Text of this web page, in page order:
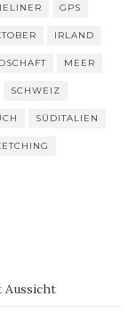
GPS
IRLAND
MEER
SCHWEIZ
SÜDITALIEN
Aussicht